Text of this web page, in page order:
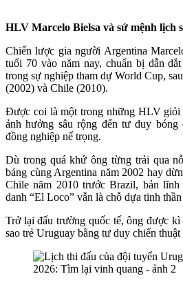
HLV Marcelo Bielsa và sứ mệnh lịch
Chiến lược gia người Argentina
tuổi 70 vào năm nay, chuẩn bị dẫn
trong sự nghiệp tham dự World Cup,
(2002) và Chile (2010).
Được coi là một trong những HLV giỏi
ảnh hưởng sâu rộng đến tư duy
đồng nghiệp nể trọng.
Dù trong quá khứ ông từng trải qua
bảng cùng Argentina năm 2002 hay
Chile năm 2010 trước Brazil, bản
danh “El Loco” vẫn là chỗ dựa tinh
Trở lại đấu trường quốc tế, ông được kì
sao trẻ Uruguay bằng tư duy chiến